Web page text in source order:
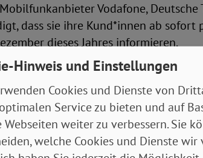
Vodafone, Deutsche
dass sie ihre Kund*innen ab sofort
dieses Jahres informieren.
dann erstmals das neue System
auf jedes eingeschaltete Handy
etwa eine Warnapp oder eine
erscheint auf dem Bildschirm.
Hinweis und Einstellungen
Cookies und Dienste von
Service zu bieten und auf
Webseiten weiter zu verbessern. Sie
welche Cookies und Dienste